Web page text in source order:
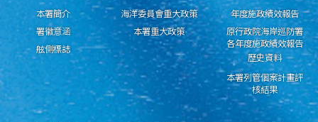
本署簡介
署徽意涵
舷側標誌
海洋委員會重大政策
本署重大政策
年度施政績效報告
原行政院海岸巡防署
各年度施政績效報告
歷史資料
本署列管個案計畫評
核結果